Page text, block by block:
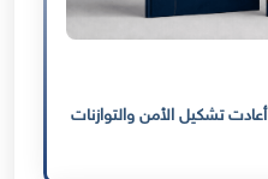
تشكيل الأمن والتوازنات